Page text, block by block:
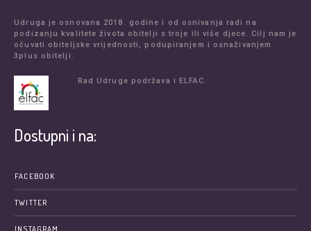
Udruga je osnovana 2018. godine i od osnivanja radi na
podizanju kvalitete života obitelji s troje ili više djece. Cilj nam je
očuvati obiteljske vrijednosti, podupiranjem i osnaživanjem
3plus obitelji.
Rad Udruge podržava i ELFAC.
Dostupni i na:
FACEBOOK
TWITTER
INSTAGRAM